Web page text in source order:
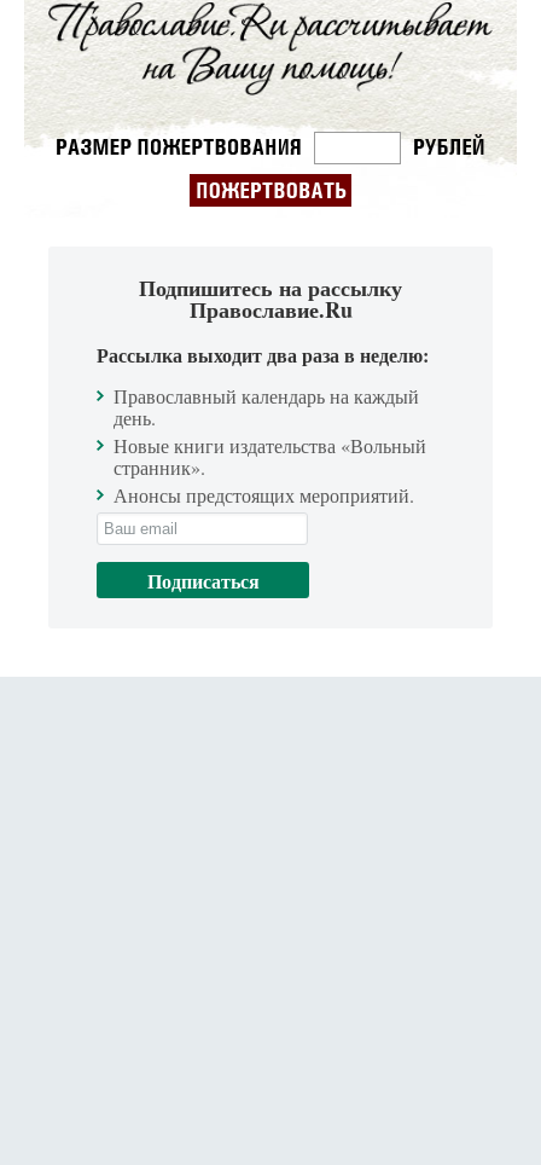
Подпишитесь на рассылку
Православие.Ru
Рассылка выходит два раза в неделю:
Православный календарь на каждый
день.
Новые книги издательства «Вольный
странник».
Анонсы предстоящих мероприятий.